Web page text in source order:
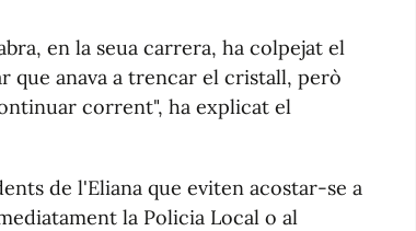
en la seua carrera, ha colpejat el
que anava a trencar el cristall, però
corrent", ha explicat el
de l'Eliana que eviten acostar-se a
la Policia Local o al